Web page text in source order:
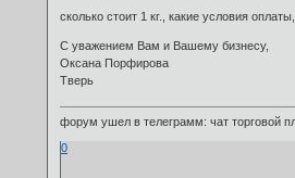
сколько стоит 1 кг., какие условия
С уважением Вам и Вашему бизнесу,
Оксана Порфирова
Тверь
форум ушел в телеграмм: чат торговой
0